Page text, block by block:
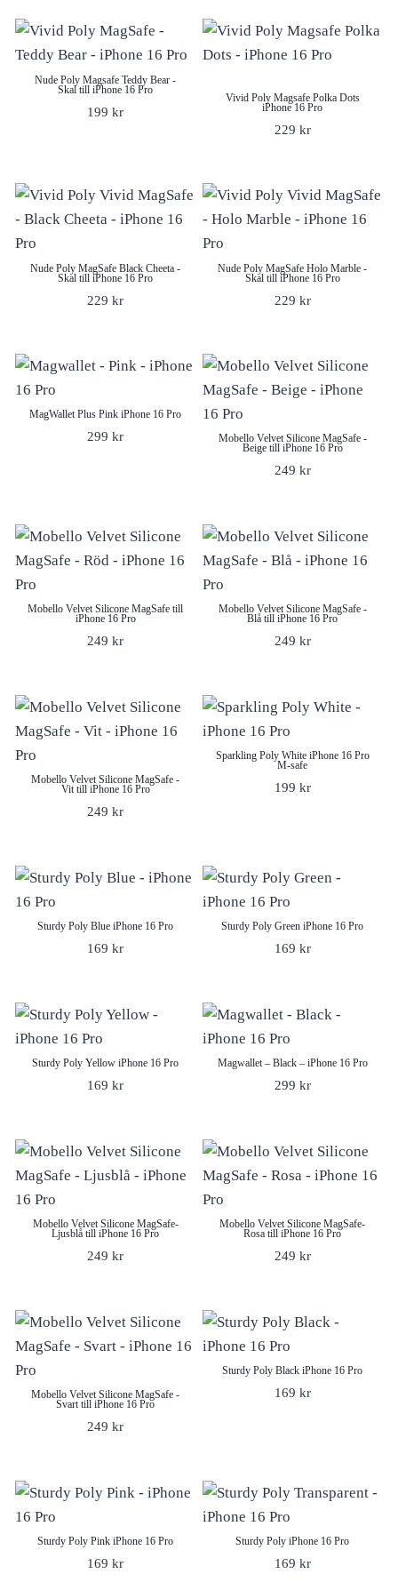
Nude Poly Magsafe Teddy Bear -
Skal till iPhone 16 Pro
199kr
Vivid Poly Magsafe Polka Dots
iPhone 16 Pro
229 kr
Nude Poly MagSafe Black Cheeta -
Skal till iPhone 16 Pro
229kr
Nude Poly MagSafe Holo Marble -
Skal till iPhone 16 Pro
229 kr
MagWallet Plus Pink iPhone 16 Pro
299kr Mobello Velvet Silicone MagSafe -
Beige till iPhone 16 Pro
249 kr
Mobello Velvet Silicone MagSafe till
iPhone 16 Pro
249kr
Mobello Velvet Silicone MagSafe -
Blå till iPhone 16 Pro
249 kr
Mobello Velvet Silicone MagSafe -
Vit till iPhone 16 Pro
249kr
Sparkling Poly White iPhone 16 Pro
M-safe
199 kr
Sturdy Poly Blue iPhone 16 Pro
169kr
Sturdy Poly Green iPhone 16 Pro
169 kr
Sturdy Poly Yellow iPhone 16 Pro
169kr
Magwallet – Black – iPhone 16 Pro
299 kr
Mobello Velvet Silicone MagSafe-
Ljusblå till iPhone 16 Pro
249kr
Mobello Velvet Silicone MagSafe-
Rosa till iPhone 16 Pro
249 kr
Mobello Velvet Silicone MagSafe -
Svart till iPhone 16 Pro
249kr
Sturdy Poly Black iPhone 16 Pro
169 kr
Sturdy Poly Pink iPhone 16 Pro
169kr
Sturdy Poly iPhone 16 Pro
169 kr